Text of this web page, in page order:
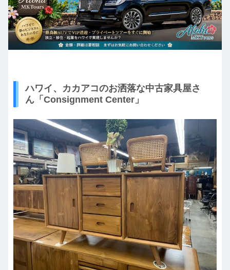
ハワイ、カカアコのお洒落な中古家具屋さ
ん「Consignment Center」